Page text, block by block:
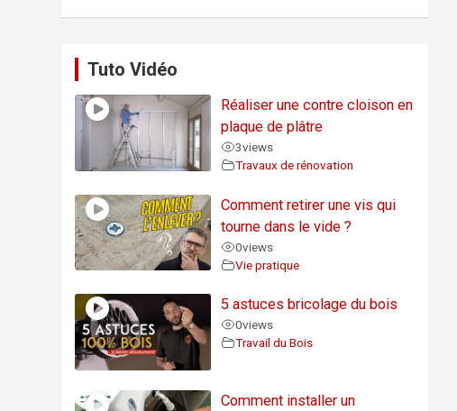
Tuto Vidéo
Réaliser une contre cloison en
plaque de plâtre
3views
Travaux de rénovation
Comment retirer une vis qui
tourne dans le vide ?
0views
Vie pratique
5 astuces bricolage du bois
0views
Travail du Bois
Comment installer un